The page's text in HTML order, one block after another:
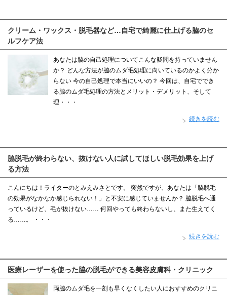
クリーム・ワックス・脱毛器など…自宅で綺麗に仕上げる脇のセ
ルフケア法
あなたは脇の自己処理についてこんな疑問を持っていません
か？ どんな方法が脇のムダ毛処理に向いているのかよく分か
らない 今の自己処理で本当にいいの？ 今回は、自宅ででき
る脇のムダ毛処理の方法とメリット・デメリット、そして
理・・・
続きを読む
脇脱毛が終わらない、抜けない人に試してほしい脱毛効果を上げ
る方法
こんにちは！ライターのとみえみさとです。 突然ですが、あなたは「脇脱毛
の効果がなかなか感じられない！」と不安に感じていませんか？ 脇脱毛へ通
っているけど、毛が抜けない…… 何回やっても終わらないし、また生えてく
る……。 ・・・
続きを読む
医療レーザーを使った脇の脱毛ができる美容皮膚科・クリニック
両脇のムダ毛を一刻も早くなくしたい人におすすめのクリニ